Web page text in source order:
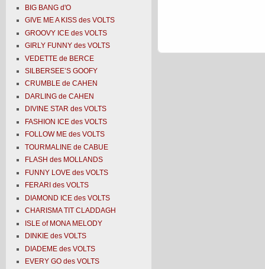
BIG BANG d'O
GIVE ME A KISS des VOLTS
GROOVY ICE des VOLTS
GIRLY FUNNY des VOLTS
VEDETTE de BERCE
SILBERSEE’S GOOFY
CRUMBLE de CAHEN
DARLING de CAHEN
DIVINE STAR des VOLTS
FASHION ICE des VOLTS
FOLLOW ME des VOLTS
TOURMALINE de CABUE
FLASH des MOLLANDS
FUNNY LOVE des VOLTS
FERARI des VOLTS
DIAMOND ICE des VOLTS
CHARISMA TIT CLADDAGH
ISLE of MONA MELODY
DINKIE des VOLTS
DIADEME des VOLTS
EVERY GO des VOLTS